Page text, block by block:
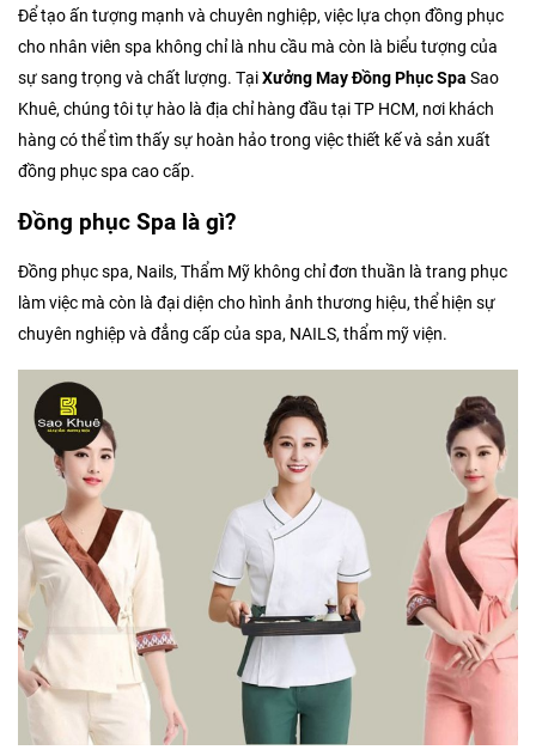
Để tạo ấn tượng mạnh và chuyên nghiệp, việc lựa chọn đồng phục
cho nhân viên spa không chỉ là nhu cầu mà còn là biểu tượng của
sự sang trọng và chất lượng. TạiXưởng May Đồng Phục Spa Sao
Khuê, chúng tôi tự hào là địa chỉ hàng đầu tại TP HCM, nơi khách
hàng có thể tìm thấy sự hoàn hảo trong việc thiết kế và sản xuất
đồng phục spa cao cấp.
Đồng phục Spa là gì?
Đồng phục spa, Nails, Thẩm Mỹ không chỉ đơn thuần là trang phục
làm việc mà còn là đại diện cho hình ảnh thương hiệu, thể hiện sự
chuyên nghiệp và đẳng cấp của spa, NAILS, thẩm mỹ viện.